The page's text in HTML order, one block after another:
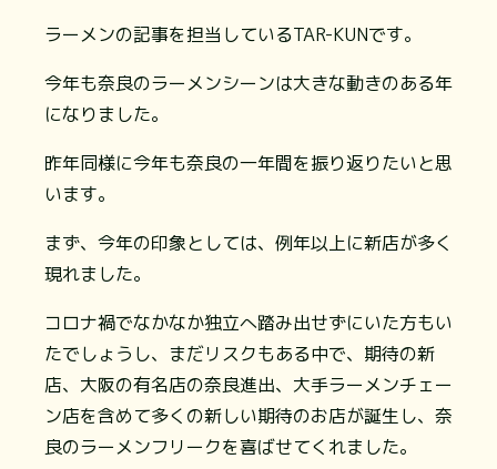
ラーメンの記事を担当しているTAR-KUNです。
今年も奈良のラーメンシーンは大きな動きのある年
になりました。
昨年同様に今年も奈良の一年間を振り返りたいと思
います。
まず、今年の印象としては、例年以上に新店が多く
現れました。
コロナ禍でなかなか独立へ踏み出せずにいた方もい
たでしょうし、まだリスクもある中で、期待の新
店、大阪の有名店の奈良進出、大手ラーメンチェー
ン店を含めて多くの新しい期待のお店が誕生し、奈
良のラーメンフリークを喜ばせてくれました。